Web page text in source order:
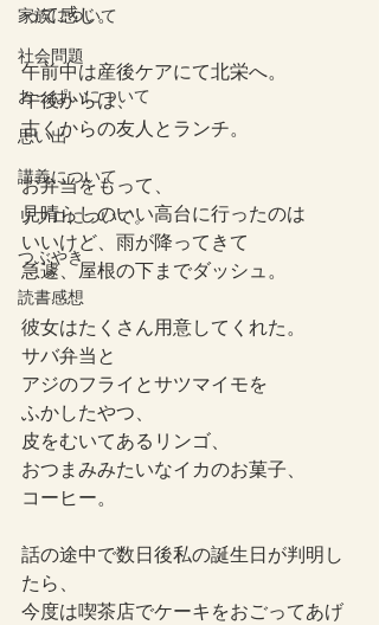
家族について
社会問題
おっぱいについて
思い出
講義について
リプロについて。
つぶやき
読書感想
って感じ。
午前中は産後ケアにて北栄へ。
午後からは、
古くからの友人とランチ。
お弁当をもって、
見晴らしのいい高台に行ったのは
いいけど、雨が降ってきて
急遽、屋根の下までダッシュ。
彼女はたくさん用意してくれた。
サバ弁当と
アジのフライとサツマイモを
ふかしたやつ、
皮をむいてあるリンゴ、
おつまみみたいなイカのお菓子、
コーヒー。
話の途中で数日後私の誕生日が判明し
たら、
今度は喫茶店でケーキをおごってあげ